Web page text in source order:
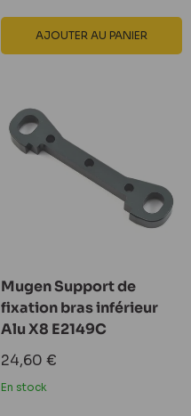
AJOUTER AU PANIER
Mugen Support de
fixation bras inférieur
Alu X8 E2149C
Prix
réduit
24,60 €
En stock